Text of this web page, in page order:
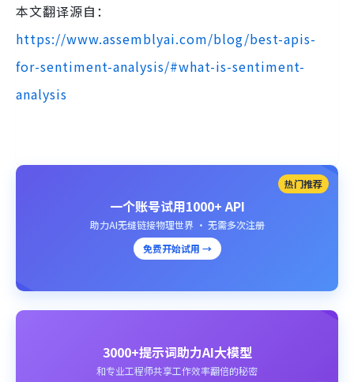
本文翻译源自：
https://www.assemblyai.com/blog/best-apis-
for-sentiment-analysis/#what-is-sentiment-
analysis
热门推荐
一个账号试用1000+ API
助力AI无缝链接物理世界 · 无需多次注册
免费开始试用 →
3000+提示词助力AI大模型
和专业工程师共享工作效率翻倍的秘密